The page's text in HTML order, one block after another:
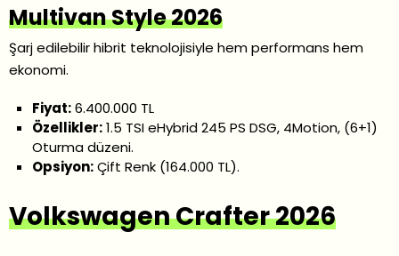
Multivan Style 2026
Şarj edilebilir hibrit teknolojisiyle hem performans hem
ekonomi.
Fiyat:6.400.000 TL
Özellikler:1.5 TSI eHybrid 245 PS DSG, 4Motion, (6+1)
Oturma düzeni.
Opsiyon:Çift Renk (164.000 TL).
Volkswagen Crafter 2026